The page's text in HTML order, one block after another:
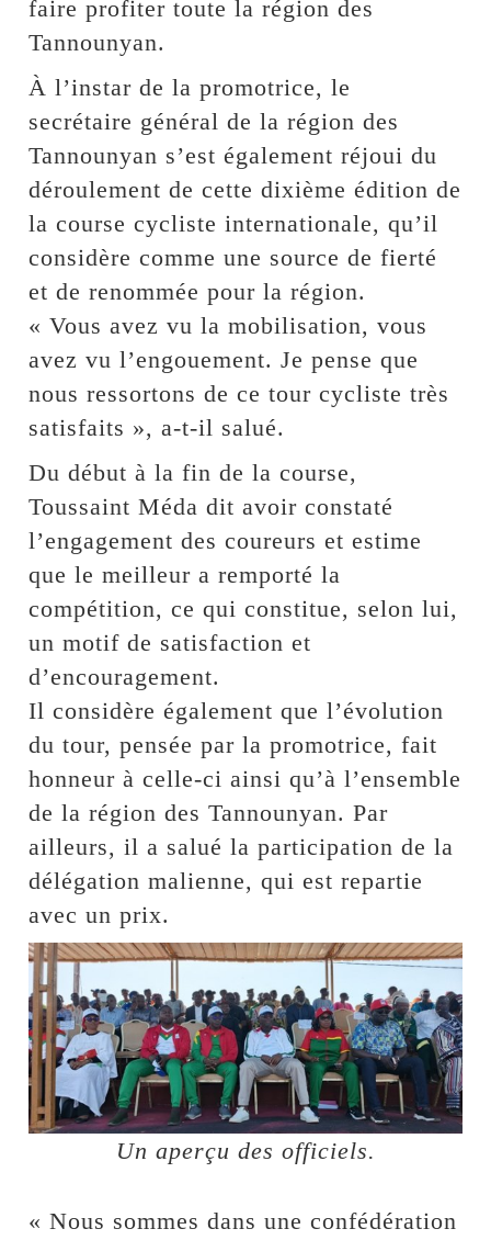
faire profiter toute la région des
Tannounyan.
À l’instar de la promotrice, le
secrétaire général de la région des
Tannounyan s’est également réjoui du
déroulement de cette dixième édition de
la course cycliste internationale, qu’il
considère comme une source de fierté
et de renommée pour la région.
« Vous avez vu la mobilisation, vous
avez vu l’engouement. Je pense que
nous ressortons de ce tour cycliste très
satisfaits », a-t-il salué.
Du début à la fin de la course,
Toussaint Méda dit avoir constaté
l’engagement des coureurs et estime
que le meilleur a remporté la
compétition, ce qui constitue, selon lui,
un motif de satisfaction et
d’encouragement.
Il considère également que l’évolution
du tour, pensée par la promotrice, fait
honneur à celle-ci ainsi qu’à l’ensemble
de la région des Tannounyan. Par
ailleurs, il a salué la participation de la
délégation malienne, qui est repartie
avec un prix.
Un aperçu des officiels.
« Nous sommes dans une confédération